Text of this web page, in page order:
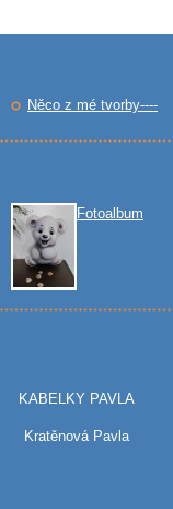
Něco z mé tvorby----
Fotoalbum
KABELKY PAVLA
Kratěnová Pavla